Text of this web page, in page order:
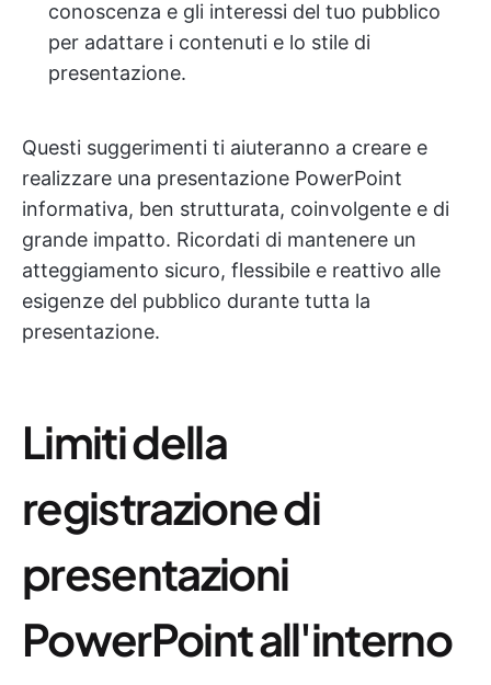
conoscenza e gli interessi del tuo pubblico
per adattare i contenuti e lo stile di
presentazione.
Questi suggerimenti ti aiuteranno a creare e
realizzare una presentazione PowerPoint
informativa, ben strutturata, coinvolgente e di
grande impatto. Ricordati di mantenere un
atteggiamento sicuro, flessibile e reattivo alle
esigenze del pubblico durante tutta la
presentazione.
Limiti della
registrazione di
presentazioni
PowerPoint all'interno